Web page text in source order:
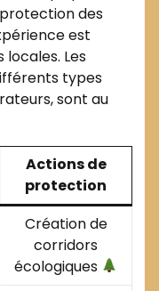
des
est
Les
types
sont au
Actions de
protection
Création de
corridors
écologiques